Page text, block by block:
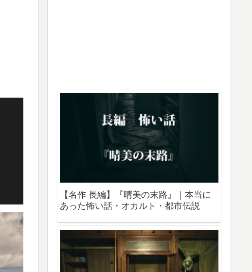
【名作 長編】『晴美の末路』｜本当に
あった怖い話・オカルト・都市伝説